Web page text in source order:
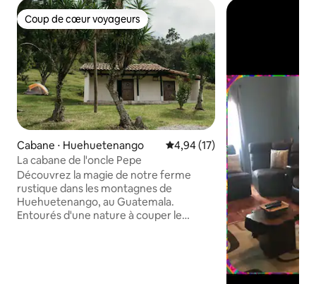
Coup de cœur voyageurs
Coup de cœur voyageurs
Cabane ⋅ Huehuetenango Évaluation moyenne sur la
4,94 (17)
La cabane de l'oncle Pepe
Découvrez la magie de notre ferme
rustique dans les montagnes de
Huehuetenango, au Guatemala.
Entourés d'une nature à couper le